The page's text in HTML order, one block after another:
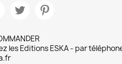
les Editions ESKA - par